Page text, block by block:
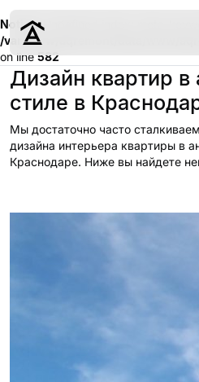
Notice: Undefined index:
/var/www/aqremont/data/www/
on line582
Дизайн квартир в
стиле в
Мы достаточно часто
дизайна интерьера квартиры в
Краснодаре. Ниже вы найдете